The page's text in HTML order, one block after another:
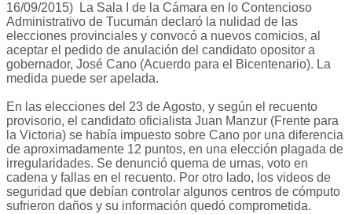
16/09/2015) La Sala I de la Cámara en lo Contencioso
Administrativo de Tucumán declaró la nulidad de las
elecciones provinciales y convocó a nuevos comicios, al
aceptar el pedido de anulación del candidato opositor a
gobernador, José Cano (Acuerdo para el Bicentenario). La
medida puede ser apelada.
En las elecciones del 23 de Agosto, y según el recuento
provisorio, el candidato oficialista Juan Manzur (Frente para
la Victoria) se había impuesto sobre Cano por una diferencia
de aproximadamente 12 puntos, en una elección plagada de
irregularidades. Se denunció quema de urnas, voto en
cadena y fallas en el recuento. Por otro lado, los videos de
seguridad que debían controlar algunos centros de cómputo
sufrieron daños y su información quedó comprometida.